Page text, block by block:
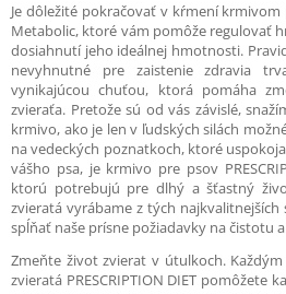
Je dôležité pokračovať v kŕmení krmivom
Metabolic, ktoré vám pomôže regulovať
dosiahnutí jeho ideálnej hmotnosti.
nevyhnutné pre zaistenie zdravia
vynikajúcou chuťou, ktorá pomáha
zvieraťa. Pretože sú od vás závislé,
krmivo, ako je len v ľudských silách
na vedeckých poznatkoch, ktoré
vášho psa, je krmivo pre psov
ktorú potrebujú pre dlhý a šťastný
zvieratá vyrábame z tých
spĺňať naše prísne požiadavky na čistotu
Zmeňte život zvierat v útulkoch.
zvieratá PRESCRIPTION DIET pomôžete